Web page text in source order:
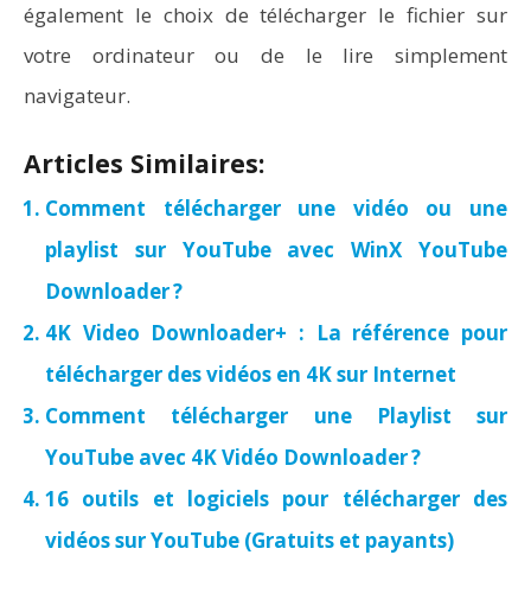
également le choix de télécharger le fichier sur
votre ordinateur ou de le lire simplement
navigateur.
Articles Similaires:
Comment télécharger une vidéo ou une
playlist sur YouTube avec WinX YouTube
Downloader ?
4K Video Downloader+ : La référence pour
télécharger des vidéos en 4K sur Internet
Comment télécharger une Playlist sur
YouTube avec 4K Vidéo Downloader ?
16 outils et logiciels pour télécharger des
vidéos sur YouTube (Gratuits et payants)